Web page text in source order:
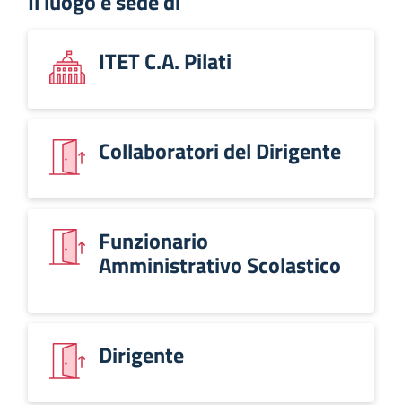
ITET C.A. Pilati
Collaboratori del Dirigente
Funzionario
Amministrativo Scolastico
Dirigente